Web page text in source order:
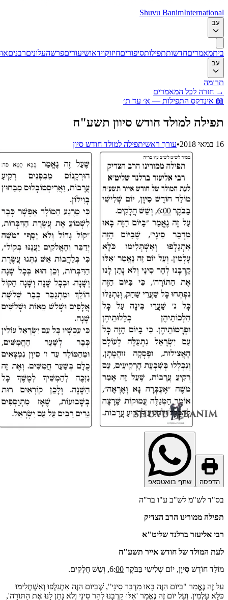
Shuvu Banim
מאמריםחדשותתפילותסיפוריםחיזוקוידאושיעוריםפרשהעלוניםרבניםאודות
חזרה לכל המאמרים
אינדקס התפילות — א׳ עד ת׳
למולד חודש סיוון תשע"ח
•עורך ראשיתפילה למולד חודש סיון
שתף בוואטסאפ
לש"מ לש"ב ע"ו בר"ה
ממורינו הרב הצדיק
אליעזר ברלנד שליט"א
המולד של חודש אייר תשע"ח
חוֹדֶשׁסִיוָן, יוֹם שְׁלִישִׁי בַּבֹּקֶר 6:00
, וְשֵׁשׁ חֲלָקִים.
זֶה נֶאֱמַר "בַּיּוֹם הַזֶּה בָּאוּ מִדְבַּר סִינָי", שֶׁבַּיּוֹם הַזֶּה אִתְגַלְפוּ וְאִשְׁתְּלִימוּ
עָלְמִין. וְעַל יוֹם זֶה נֶאֱמַר 'אִלּוּ קֵרְבָנוּ לְהַר סִינַי וְלֹא נָתַן לָנוּ אֶת הַתּוֹרָה',